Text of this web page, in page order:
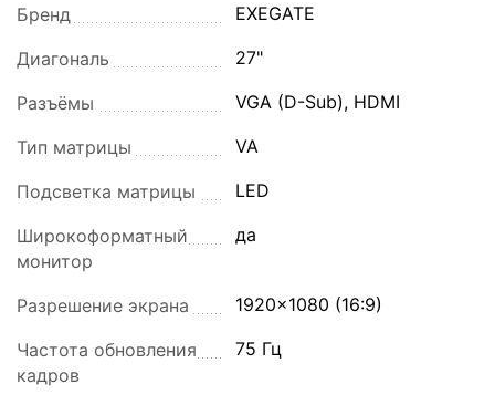
Бренд EXEGATE
Диагональ 27"
Разъёмы VGA (D-Sub), HDMI
Тип матрицы VA
Подсветка матрицы LED
Широкоформатный
монитор
да
Разрешение экрана 1920x1080 (16:9)
Частота обновления
кадров
75 Гц